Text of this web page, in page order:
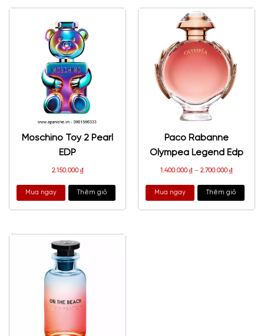
Moschino Toy 2 Pearl
EDP
2.150.000₫
Mua ngay Thêm giỏ
Paco Rabanne
Olympea Legend Edp
1.400.000₫ – 2.700.000₫
Mua ngay Thêm giỏ